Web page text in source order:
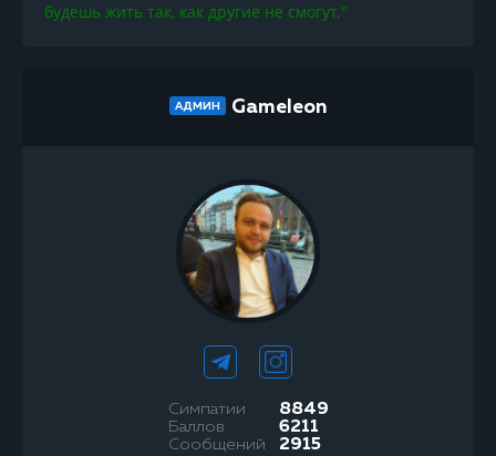
будешь жить так, как другие не смогут."
АДМИН Gameleon
Симпатии 8849
Баллов 6211
Сообщений 2915